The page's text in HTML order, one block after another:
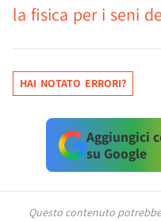
la fisica per i seni
HAI NOTATO ERRORI?
Aggiungici
su Google
Questo contenuto